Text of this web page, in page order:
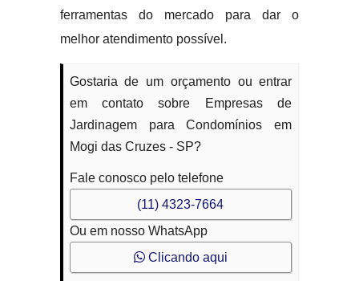
ferramentas do mercado para dar o
melhor atendimento possível.
Gostaria de um orçamento ou entrar
em contato sobre Empresas de
Jardinagem para Condomínios em
Mogi das Cruzes - SP?
Fale conosco pelo telefone
(11) 4323-7664
Ou em nosso WhatsApp
Clicando aqui